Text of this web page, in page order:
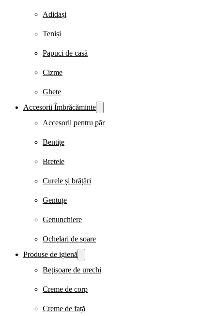
Adidași
Teniși
Papuci de casă
Cizme
Ghete
Accesorii Îmbrăcăminte
Accesorii pentru păr
Bentițe
Bretele
Curele și brățări
Gentuțe
Genunchiere
Ochelari de soare
Produse de igienă
Bețișoare de urechi
Creme de corp
Creme de față